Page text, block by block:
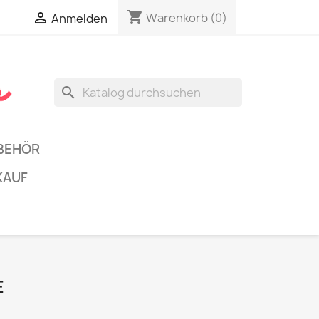
 Anmelden shopping_cart Warenkorb (0)
search